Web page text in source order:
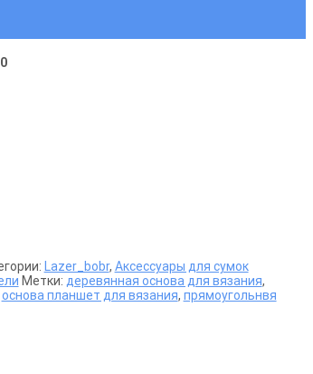
Lazer_bobr, Аксессуары для сумок
Метки: деревянная основа для вязания,
основа планшет для вязания, прямоугольнвя